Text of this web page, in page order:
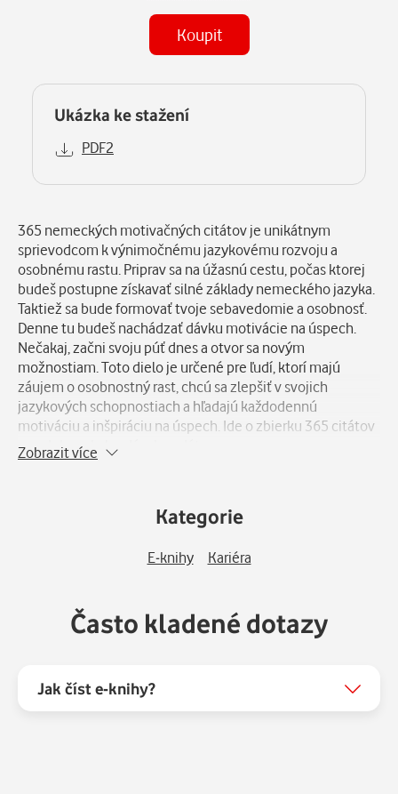
Koupit
Ukázka ke stažení
PDF2
Popis
365 nemeckých motivačných citátov je unikátnym
sprievodcom k výnimočnému jazykovému rozvoju a
osobnému rastu. Priprav sa na úžasnú cestu, počas ktorej
budeš postupne získavať silné základy nemeckého jazyka.
Taktiež sa bude formovať tvoje sebavedomie a osobnosť.
Denne tu budeš nachádzať dávku motivácie na úspech.
Nečakaj, začni svoju púť dnes a otvor sa novým
možnostiam. Toto dielo je určené pre ľudí, ktorí majú
záujem o osobnostný rast, chcú sa zlepšiť v svojich
jazykových schopnostiach a hľadajú každodennú
motiváciu a inšpiráciu na úspech. Ide o zbierku 365 citátov
v podobe e-kalendára bez dátumov.
Zobrazit více
Kategorie
E-knihy Kariéra
Často kladené dotazy
Jak číst e-knihy?